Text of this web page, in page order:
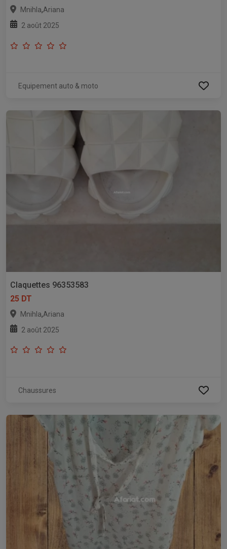
Mnihla,Ariana
2 août 2025
Equipement auto & moto
Claquettes 96353583
25 DT
Mnihla,Ariana
2 août 2025
Chaussures